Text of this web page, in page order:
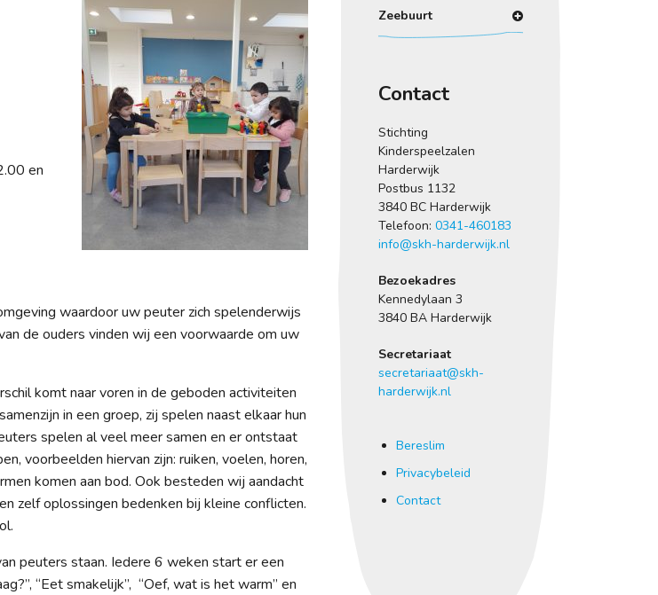
en
waardoor uw peuter zich spelenderwijs
de ouders vinden wij een voorwaarde om uw
komt naar voren in de geboden activiteiten
in een groep, zij spelen naast elkaar hun
spelen al veel meer samen en er ontstaat
voorbeelden hiervan zijn: ruiken, voelen, horen,
komen aan bod. Ook besteden wij aandacht
zelf oplossingen bedenken bij kleine conflicten.
peuters staan. Iedere 6 weken start er een
“Eet smakelijk”, “Oef, wat is het warm” en
Zeebuurt
Contact
Stichting
Kinderspeelzalen
Harderwijk
Postbus 1132
3840 BC Harderwijk
Telefoon: 0341-460183
info@skh-harderwijk.nl
Bezoekadres
Kennedylaan 3
3840 BA Harderwijk
Secretariaat
secretariaat@skh-
harderwijk.nl
Bereslim
Privacybeleid
Contact